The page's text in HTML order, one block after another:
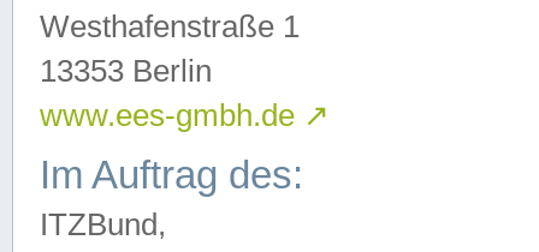
Westhafenstraße 1
13353 Berlin
www.ees-gmbh.de ↗
Im Auftrag des:
ITZBund,